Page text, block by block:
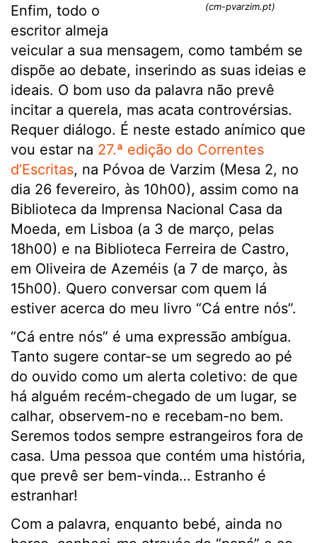
(cm-pvarzim.pt)
Enfim, todo o
escritor almeja
veicular a sua mensagem, como também se
dispõe ao debate, inserindo as suas ideias e
ideais. O bom uso da palavra não prevê
incitar a querela, mas acata controvérsias.
Requer diálogo. É neste estado anímico que
vou estar na 27.ª edição do Correntes
d’Escritas, na Póvoa de Varzim (Mesa 2, no
dia 26 fevereiro, às 10h00), assim como na
Biblioteca da Imprensa Nacional Casa da
Moeda, em Lisboa (a 3 de março, pelas
18h00) e na Biblioteca Ferreira de Castro,
em Oliveira de Azeméis (a 7 de março, às
15h00). Quero conversar com quem lá
estiver acerca do meu livro “Cá entre nós”.
“Cá entre nós” é uma expressão ambígua.
Tanto sugere contar-se um segredo ao pé
do ouvido como um alerta coletivo: de que
há alguém recém-chegado de um lugar, se
calhar, observem-no e recebam-no bem.
Seremos todos sempre estrangeiros fora de
casa. Uma pessoa que contém uma história,
que prevê ser bem-vinda… Estranho é
estranhar!
Com a palavra, enquanto bebé, ainda no